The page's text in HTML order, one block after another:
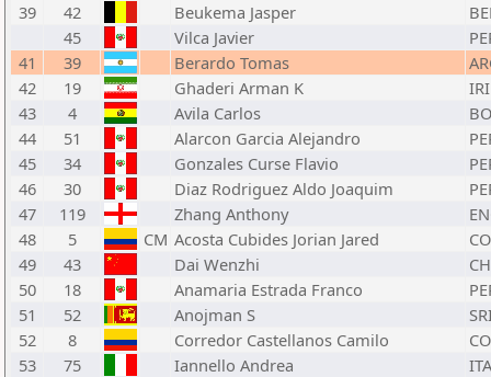
39
42 Beukema Jasper
45
Vilca Javier
41
39 Berardo Tomas
42
19 Ghaderi Arman K
IRI
43
4 Avila Carlos
44
51 Alarcon Garcia Alejandro
45
34 Gonzales Curse Flavio
46
30 Diaz Rodriguez Aldo Joaquim
47
119 Zhang Anthony
48
5 CM Acosta Cubides Jorian Jared
49
43 Dai Wenzhi
50
18 Anamaria Estrada Franco
51
52 Anojman S
52
8 Corredor Castellanos Camilo
53
75 Iannello Andrea
ITA